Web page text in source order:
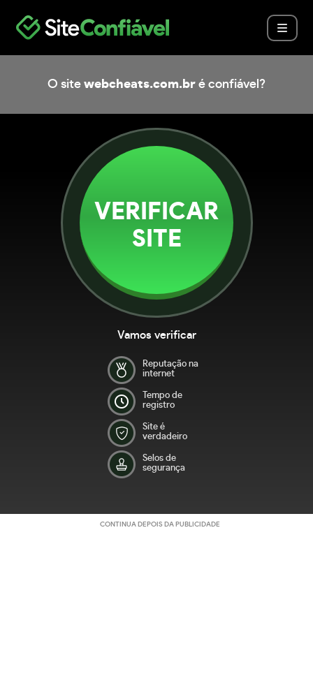
O site webcheats.com.br é confiável?
VERIFICAR
SITE
Vamos verificar
Reputação na
internet
Tempo de
registro
Site é
verdadeiro
Selos de
segurança
CONTINUA DEPOIS DA PUBLICIDADE